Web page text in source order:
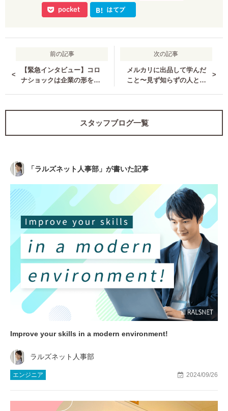
前の記事
<
【緊急インタビュー】コロ
ナショックは企業の形をど
次の記事
メルカリに出品して学んだ
こと〜見ず知らずの人との
か？〜
>
スタッフブログ一覧
「ラルズネット人事部 」が書いた記事
Improve your skills in a modern environment!
ラルズネット人事部
エンジニア 2024/09/26